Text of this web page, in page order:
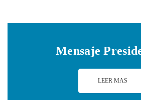
Mensaje
LEER MAS